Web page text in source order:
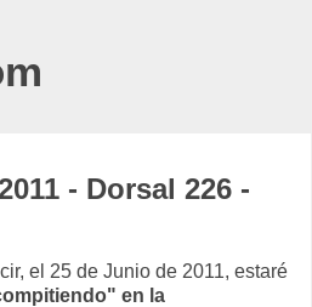
- Dorsal 226 -
el 25 de Junio de 2011, estaré
en la